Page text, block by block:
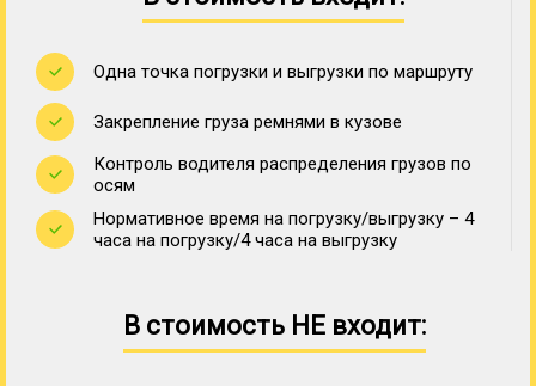
Одна точка погрузки и выгрузки по маршруту
Закрепление груза ремнями в кузове
Контроль водителя распределения грузов по
осям
Нормативное время на погрузку/выгрузку – 4
часа на погрузку/4 часа на выгрузку
В стоимость НЕ входит: